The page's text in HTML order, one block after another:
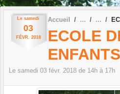
Le samedi
03
FÉVR. 2018
Accueil
ECOLE
ENFANTS
Le samedi 03 févr. 2018 de 14h à 17h